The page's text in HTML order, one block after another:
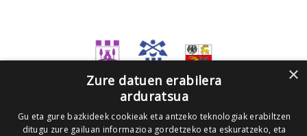
×
Zure datuen erabilera
arduratsua
Gu eta gure bazkideek cookieak eta antzeko teknologiak erabiltzen
ditugu zure gailuan informazioa gordetzeko eta eskuratzeko, eta